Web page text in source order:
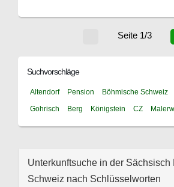
Seite 1/3
Suchvorschläge
Altendorf Pension Böhmische Schweiz
Gohrisch
Berg Königstein CZ
Unterkunftsuche in der Sächsisch
Schweiz nach Schlüsselworten